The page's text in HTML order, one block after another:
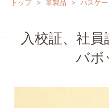
トップ > 革製品 > パスケー
入校証、社
バボ